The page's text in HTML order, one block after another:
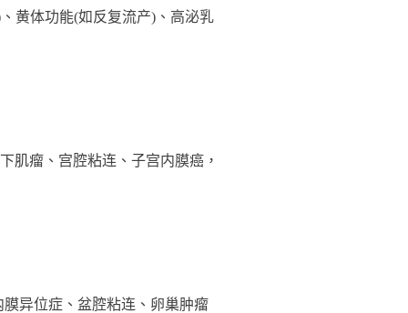
黄体功能(如反复流产)、高泌乳
瘤、宫腔粘连、子宫内膜癌，
异位症、盆腔粘连、卵巢肿瘤